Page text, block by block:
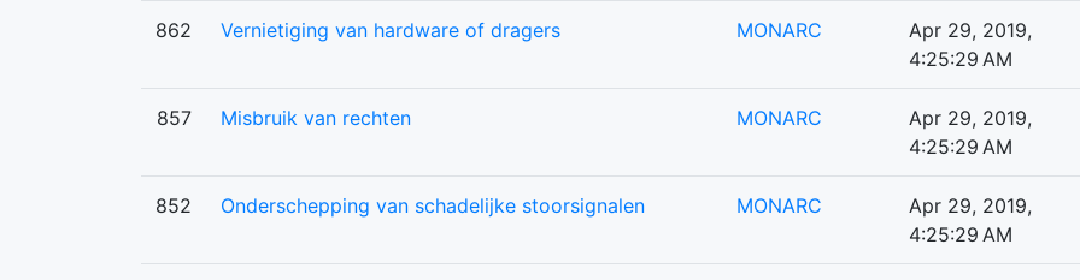
862 Vernietiging van hardware of dragers MONARC
Apr 29, 2019,
4:25:29 AM
857 Misbruik van rechten MONARC
Apr 29, 2019,
4:25:29 AM
852 Onderschepping van schadelijke stoorsignalen MONARC
Apr 29, 2019,
4:25:29 AM